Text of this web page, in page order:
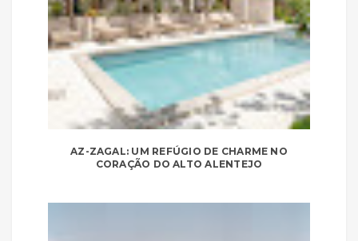
AZ-ZAGAL: UM REFÚGIO DE CHARME NO
CORAÇÃO DO ALTO ALENTEJO